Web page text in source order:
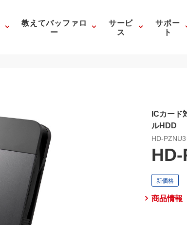
教えてバッファロ
ー
サービ
ス
サポー
ト
ICカード
ルHDD
HD-
商品情報